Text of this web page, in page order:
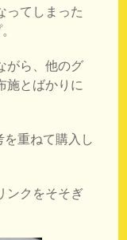
ってしまった
がら、他のグ
施とばかりに
重ねて購入し
ンクをそそぎ